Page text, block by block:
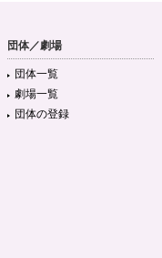
団体／劇場
団体一覧
劇場一覧
団体の登録